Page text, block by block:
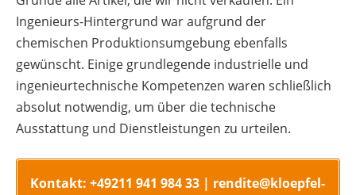
Ingenieurs-Hintergrund war aufgrund der
chemischen Produktionsumgebung ebenfalls
gewünscht. Einige grundlegende industrielle und
ingenieurtechnische Kompetenzen waren schließlich
absolut notwendig, um über die technische
Ausstattung und Dienstleistungen zu urteilen.
Kontakt: +49211 941 984 33 | rendite@kloepfel-